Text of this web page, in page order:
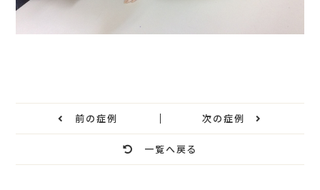
前の症例
一覧へ戻る
次の症例